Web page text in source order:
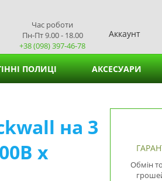
Час роботи
Пн-Пт 9.00 - 18.00
+38 (098) 397-46-78
Аккаунт
ПОЛИЦІ АКСЕСУАРИ
на 3
х
Обмін